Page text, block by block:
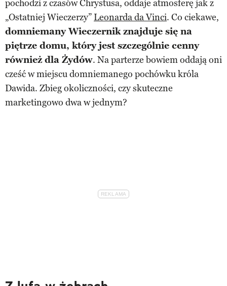
pochodzi z czasów Chrystusa, oddaje atmosferę jak z
„Ostatniej Wieczerzy” Leonarda da Vinci. Co ciekawe,
domniemany Wieczernik znajduje się na
piętrze domu, który jest szczególnie cenny
również dla Żydów. Na parterze bowiem oddają oni
cześć w miejscu domniemanego pochówku króla
Dawida. Zbieg okoliczności, czy skuteczne
marketingowo dwa w jednym?